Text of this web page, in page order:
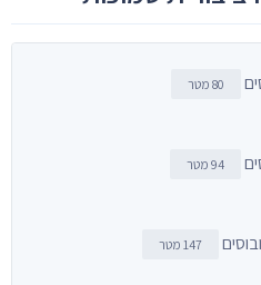
80 מטר
94 מטר
147 מטר